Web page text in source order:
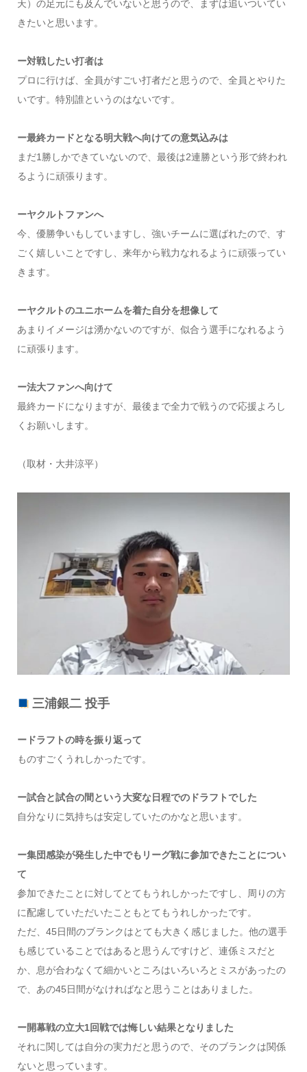
天）の足元にも及んでいないと思うので、まずは追いついてい
きたいと思います。
ー対戦したい打者は
プロに行けば、全員がすごい打者だと思うので、全員とやりた
いです。特別誰というのはないです。
ー最終カードとなる明大戦へ向けての意気込みは
まだ1勝しかできていないので、最後は2連勝という形で終われ
るように頑張ります。
ーヤクルトファンへ
今、優勝争いもしていますし、強いチームに選ばれたので、す
ごく嬉しいことですし、来年から戦力なれるように頑張ってい
きます。
ーヤクルトのユニホームを着た自分を想像して
あまりイメージは湧かないのですが、似合う選手になれるよう
に頑張ります。
ー法大ファンへ向けて
最終カードになりますが、最後まで全力で戦うので応援よろし
くお願いします。
（取材・大井涼平）
三浦銀二 投手
ードラフトの時を振り返って
ものすごくうれしかったです。
ー試合と試合の間という大変な日程でのドラフトでした
自分なりに気持ちは安定していたのかなと思います。
ー集団感染が発生した中でもリーグ戦に参加できたことについ
て
参加できたことに対してとてもうれしかったですし、周りの方
に配慮していただいたこともとてもうれしかったです。
ただ、45日間のブランクはとても大きく感じました。他の選手
も感じていることではあると思うんですけど、連係ミスだと
か、息が合わなくて細かいところはいろいろとミスがあったの
で、あの45日間がなければなと思うことはありました。
ー開幕戦の立大1回戦では悔しい結果となりました
それに関しては自分の実力だと思うので、そのブランクは関係
ないと思っています。